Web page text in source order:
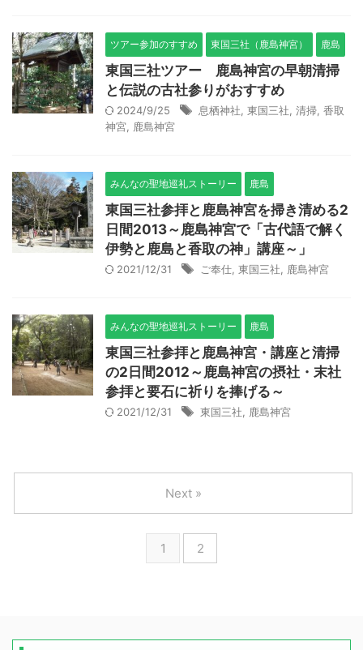
ツアー参加のすすめ 東国三社（鹿島神宮） 鹿島
東国三社ツアー 鹿島神宮の早朝清掃
と伝説の古社参りがおすすめ
2024/9/25 息栖神社 東国三社 清掃 香取
神宮
鹿島神宮
みんなの聖地巡礼ストーリー 鹿島
東国三社参拝と鹿島神宮を掃き清める2
日間2013～鹿島神宮で「古代語で解く
伊勢と鹿島と香取の神」講座～」
2021/12/31 ご奉仕 東国三社 鹿島神宮
みんなの聖地巡礼ストーリー 鹿島
東国三社参拝と鹿島神宮・講座と清掃
の2日間2012～鹿島神宮の摂社・末社
参拝と要石に祈りを捧げる～
2021/12/31 東国三社 鹿島神宮
1 2
Next »